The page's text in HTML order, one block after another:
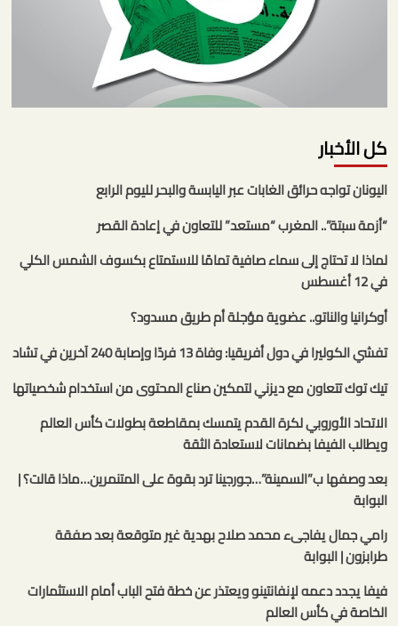
كل الأخبار
اليونان تواجه حرائق الغابات عبر اليابسة والبحر لليوم الرابع
“أزمة سبتة”.. المغرب “مستعد” للتعاون في إعادة القصر
لماذا لا تحتاج إلى سماء صافية تمامًا للاستمتاع بكسوف الشمس الكلي
في 12 أغسطس
أوكرانيا والناتو.. عضوية مؤجلة أم طريق مسدود؟
تفشي الكوليرا في دول أفريقيا: وفاة 13 فردًا وإصابة 240 آخرين في تشاد
تيك توك تتعاون مع ديزني لتمكين صناع المحتوى من استخدام شخصياتها
الاتحاد الأوروبي لكرة القدم يتمسك بمقاطعة بطولات كأس العالم
ويطالب الفيفا بضمانات لاستعادة الثقة
بعد وصفها ب”السمينة”…جورجينا ترد بقوة على المتنمرين…ماذا قالت؟ |
البوابة
رامي جمال يفاجىء محمد صلاح بهدية غير متوقعة بعد صفقة
طرابزون | البوابة
فيفا يجدد دعمه لإنفانتينو ويعتذر عن خطة فتح الباب أمام الاستثمارات
الخاصة في كأس العالم